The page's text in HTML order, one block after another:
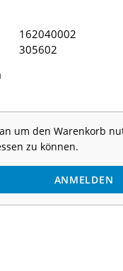
um den Warenkorb
zu können.
ANMELDEN
162040002
305602